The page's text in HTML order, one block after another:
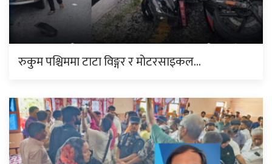
रुकुम पश्चिममा टाटा विङ्गर र मोटरसाइकल…